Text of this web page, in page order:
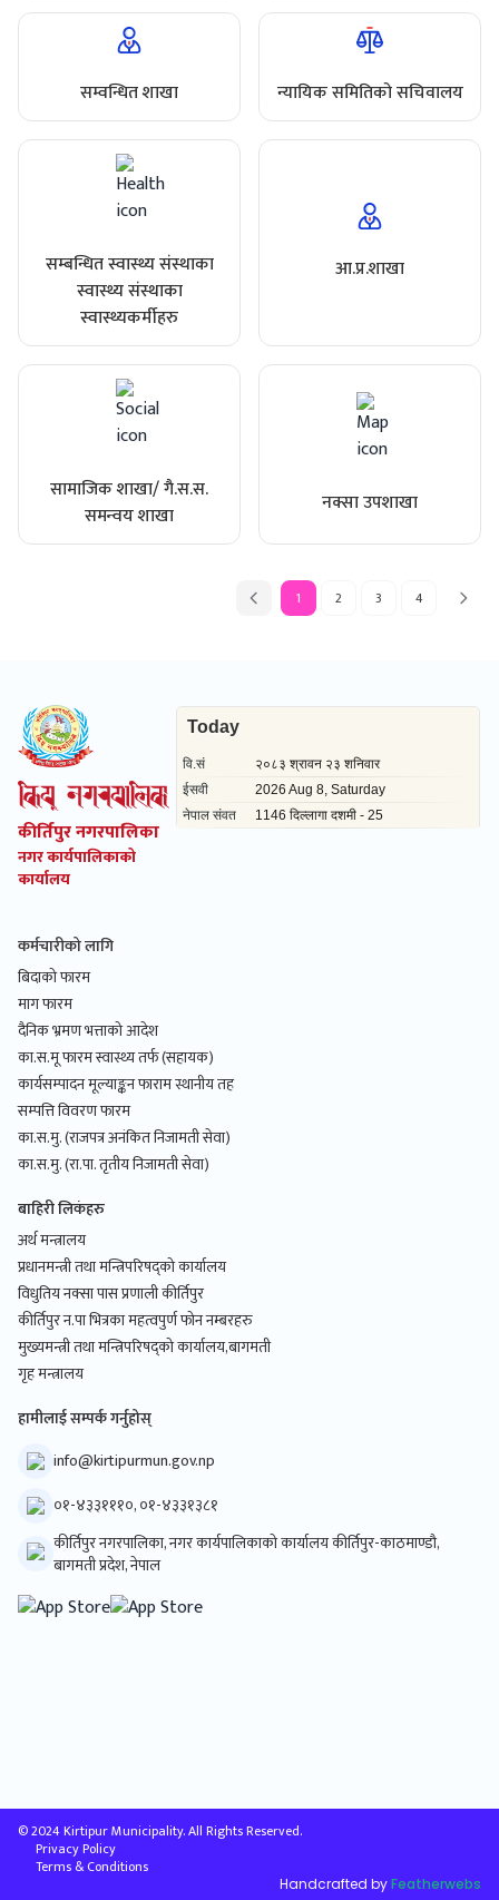
सम्वन्धित शाखा न्यायिक समितिको सचिवालय
सम्बन्धित स्वास्थ्य संस्थाका
स्वास्थ्य संस्थाका
स्वास्थ्यकर्मीहरु
आ.प्र.शाखा
सामाजिक शाखा/ गै.स.स.
समन्वय शाखा
नक्सा उपशाखा
1 2 3 4
कीर्तिपुर नगरपालिका
नगर कार्यपालिकाको
कार्यालय
कर्मचारीको लागि
बिदाको फारम
माग फारम
दैनिक भ्रमण भत्ताको आदेश
का.स.मू फारम स्वास्थ्य तर्फ (सहायक)
कार्यसम्पादन मूल्याङ्कन फाराम स्थानीय तह
सम्पत्ति विवरण फारम
का.स.मु. (राजपत्र अनंकित निजामती सेवा)
का.स.मु. (रा.पा. तृतीय निजामती सेवा)
बाहिरी लिकंहरु
अर्थ मन्त्रालय
प्रधानमन्त्री तथा मन्त्रिपरिषद्को कार्यालय
विधुतिय नक्सा पास प्रणाली कीर्तिपुर
कीर्तिपुर न.पा भित्रका महत्वपुर्ण फोन नम्बरहरु
मुख्यमन्त्री तथा मन्त्रिपरिषद्को कार्यालय,बागमती
गृह मन्त्रालय
हामीलाई सम्पर्क गर्नुहोस्
info@kirtipurmun.gov.np
०१-४३३१११०, ०१-४३३१३८१
कीर्तिपुर नगरपालिका, नगर कार्यपालिकाको कार्यालय कीर्तिपुर-काठमाण्डौ,
बागमती प्रदेश, नेपाल
© 2024 Kirtipur Municipality. All Rights Reserved.
Privacy Policy
Terms & Conditions
Handcrafted byFeatherwebs